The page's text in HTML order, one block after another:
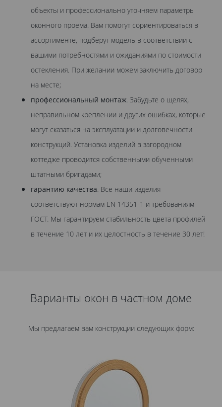
объекты и профессионально уточняем параметры
оконного проема. Вам помогут сориентироваться в
ассортименте, подберут модель в соответствии с
вашими потребностями и ожиданиями по стоимости
остекления. При желании можем заключить договор
на месте;
профессиональный монтаж. Забудьте о щелях,
неправильном креплении и других ошибках, которые
могут сказаться на эксплуатации и долговечности
конструкций. Установка изделий в загородном
коттедже проводится собственными обученными
штатными бригадами;
гарантию качества. Все наши изделия
соответствуют нормам EN 14351-1 и требованиям
ГОСТ. Мы гарантируем стабильность цвета профилей
в течение 10 лет и их целостность в течение 30 лет!
Варианты окон в частном доме
Мы предлагаем вам конструкции следующих форм: